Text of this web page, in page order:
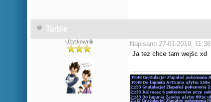
Tarble
Użytkownik
Napisano 27-01-2019, 11:38
Ja tez chce tam wejśc xd